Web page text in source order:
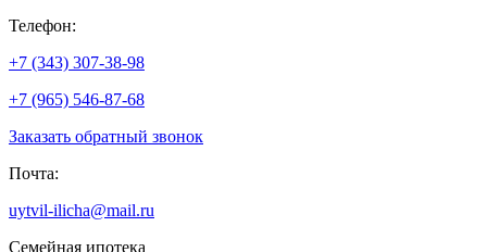
Телефон:
+7 (343) 307-38-98
+7 (965) 546-87-68
Заказать обратный звонок
Почта:
uytvil-ilicha@mail.ru
Семейная ипотека